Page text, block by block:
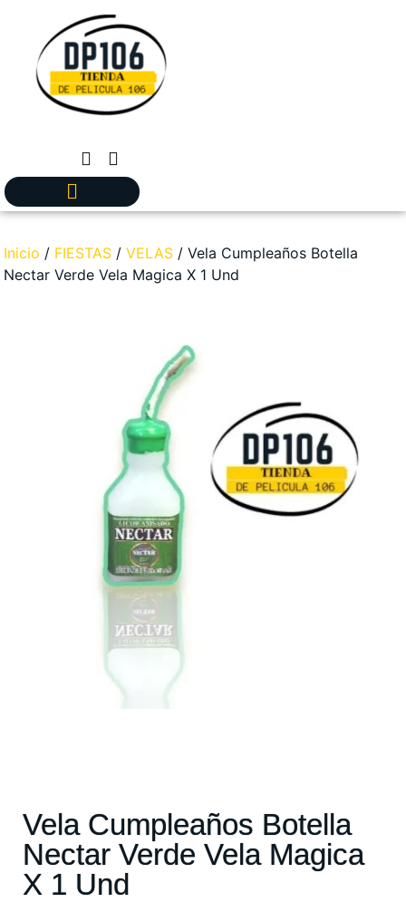
Inicio / FIESTAS / VELAS / Vela Cumpleaños Botella
Nectar Verde Vela Magica X 1 Und
Vela Cumpleaños Botella
Nectar Verde Vela Magica
X 1 Und